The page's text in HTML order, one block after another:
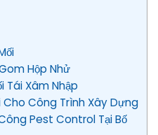
Hộp Nhử
Tái Xâm Nhập
Cho Công Trình Xây Dựng
Pest Control Tại Bố